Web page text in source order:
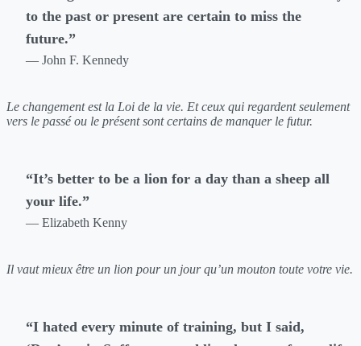
to the past or present are certain to miss the
future.”
— John F. Kennedy
Le changement est la Loi de la vie. Et ceux qui regardent seulement
vers le passé ou le présent sont certains de manquer le futur.
“It’s better to be a lion for a day than a sheep all
your life.”
— Elizabeth Kenny
Il vaut mieux être un lion pour un jour qu’un mouton toute votre vie.
“I hated every minute of training, but I said,